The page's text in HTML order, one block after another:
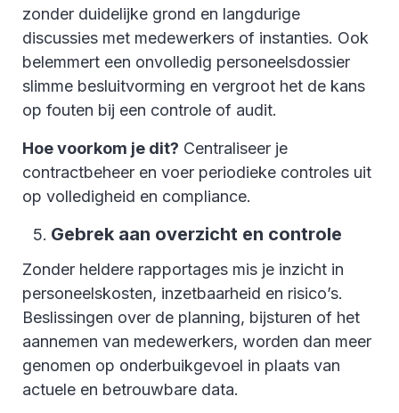
zonder duidelijke grond en langdurige
discussies met medewerkers of instanties. Ook
belemmert een onvolledig personeelsdossier
slimme besluitvorming en vergroot het de kans
op fouten bij een controle of audit.
Hoe voorkom je dit? Centraliseer je
contractbeheer en voer periodieke controles uit
op volledigheid en compliance.
Gebrek aan overzicht en controle
Zonder heldere rapportages mis je inzicht in
personeelskosten, inzetbaarheid en risico’s.
Beslissingen over de planning, bijsturen of het
aannemen van medewerkers, worden dan meer
genomen op onderbuikgevoel in plaats van
actuele en betrouwbare data.